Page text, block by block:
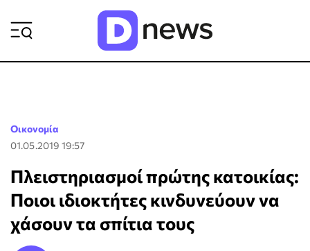
Οικονομία
01.05.2019 19:57
Πλειστηριασμοί πρώτης κατοικίας:
Ποιοι ιδιοκτήτες κινδυνεύουν να
χάσουν τα σπίτια τους